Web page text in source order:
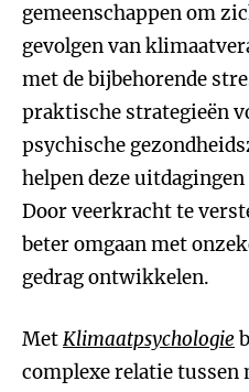
gemeenschappen om
gevolgen van
met de bijbehorende
praktische strategieën
psychische
helpen deze
Door veerkracht te
beter omgaan met
gedrag ontwikkelen.
MetKlimaatpsychologie
complexe relatie tussen